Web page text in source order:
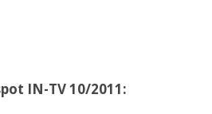
IN-TV 10/2011: